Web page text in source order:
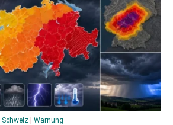
Schweiz | Warnung